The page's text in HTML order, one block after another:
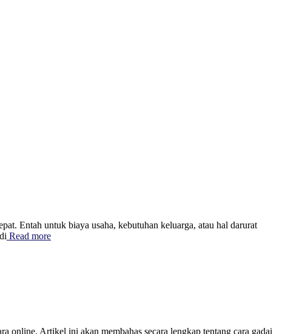
Entah untuk biaya usaha, kebutuhan keluarga, atau hal darurat
Read more
online. Artikel ini akan membahas secara lengkap tentang cara gadai